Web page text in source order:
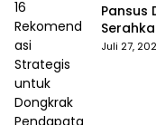
Pansus
Juli 27,